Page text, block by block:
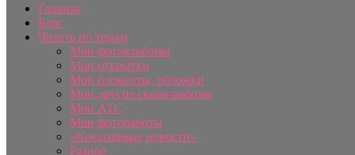
Главная
Блог
Читать по темам
Мои фотоальбомы
Мои открытки
Мои блокноты, обложки
Мои другие скрап-работы
Мои АТС
Мои фотоработы
«Креативные новости»
Разное